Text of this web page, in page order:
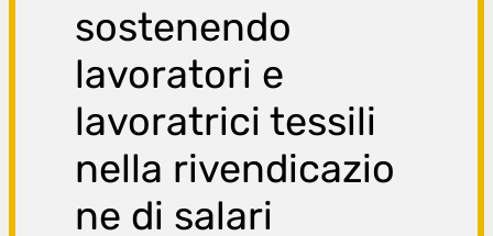
sostenendo
lavoratori e
lavoratrici tessili
nella rivendicazio
ne di salari